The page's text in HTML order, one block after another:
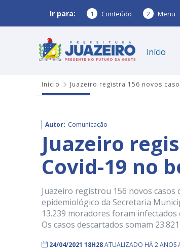
Ir para: 1 Conteúdo 2 Menu
Início
Início Juazeiro registra 156 novos
Autor: Comunicação
Juazeiro
Covid-19 no
Juazeiro registrou 156 novos
epidemiológico da Secretaria
13.239 moradores foram infectados
Os casos descartados somam
24/04/2021 18H28ATUALIZADO HÁ 2 ANOS